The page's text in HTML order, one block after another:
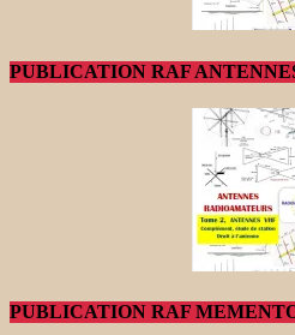
PUBLICATION RAF
PUBLICATION RAF